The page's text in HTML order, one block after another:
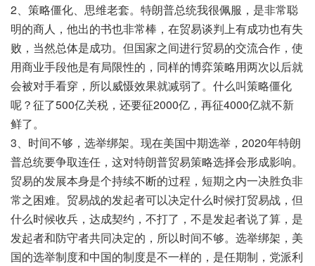
2、策略僵化、思维老套。特朗普总统我很佩服，是非常聪
明的商人，他出的书也非常棒，在贸易谈判上有成功也有失
败，当然总体是成功。但国家之间进行贸易的交流合作，使
用商业手段他是有局限性的，同样的博弈策略用两次以后就
会被对手看穿，所以威慑效果就减弱了。什么叫策略僵化
呢？征了500亿关税，还要征2000亿，再征4000亿就不新
鲜了。
3、时间不够，选举绑架。现在美国中期选举，2020年特朗
普总统要争取连任，这对特朗普贸易策略选择会形成影响。
贸易的发展本身是个持续不断的过程，短期之内一决胜负非
常之困难。贸易战的发起者可以决定什么时候打贸易战，但
什么时候收兵，达成契约，不打了，不是发起者说了算，是
发起者和防守者共同决定的，所以时间不够。选举绑架，美
国的选举制度和中国的制度是不一样的，是任期制，党派利